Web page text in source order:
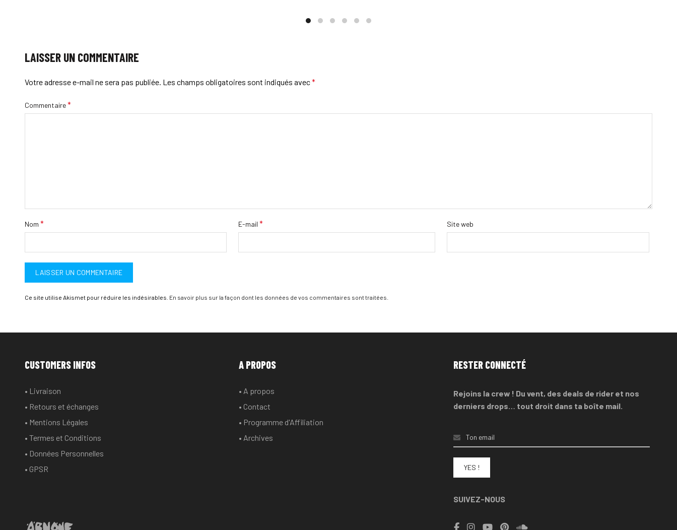
LAISSER UN COMMENTAIRE
Votre adresse e-mail ne sera pas publiée. Les champs obligatoires sont indiqués avec*
Commentaire*
Nom * E-mail* Site web
Ce site utilise Akismet pour réduire les indésirables. En savoir plus sur la façon dont les données de vos commentaires sont traitées
CUSTOMERS INFOS
• Livraison
• Retours et échanges
• Mentions Légales
• Termes et Conditions
• Données Personnelles
• GPSR
A PROPOS
• A propos
• Contact
• Programme d'Affiliation
• Archives
RESTER CONNECTÉ
Rejoins la crew ! Du vent, des deals de rider et nos
derniers drops… tout droit dans ta boîte mail.
SUIVEZ-NOUS